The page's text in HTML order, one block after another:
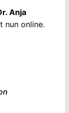
Anja
nun online.